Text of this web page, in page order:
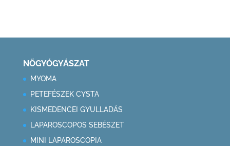
NŐGYÓGYÁSZAT
MYOMA
PETEFÉSZEK CYSTA
KISMEDENCEI GYULLADÁS
LAPAROSCOPOS SEBÉSZET
MINI LAPAROSCOPIA